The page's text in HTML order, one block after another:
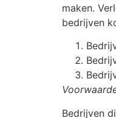
maken.
bedrijven
Bedrijven